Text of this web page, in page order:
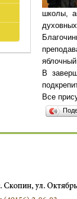
школы,
яблочный
В
Все